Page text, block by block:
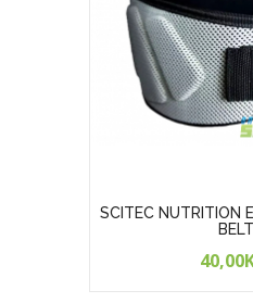
SCITEC NUTRITION
BELT